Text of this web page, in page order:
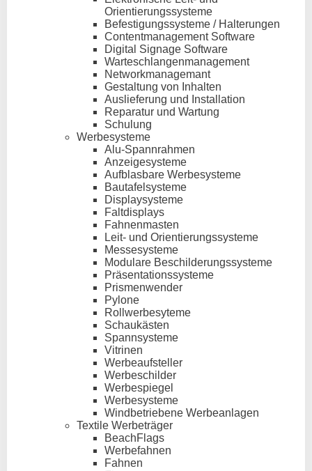
Orientierungssysteme
Befestigungssysteme / Halterungen
Contentmanagement Software
Digital Signage Software
Warteschlangenmanagement
Networkmanagemant
Gestaltung von Inhalten
Auslieferung und Installation
Reparatur und Wartung
Schulung
Werbesysteme
Alu-Spannrahmen
Anzeigesysteme
Aufblasbare Werbesysteme
Bautafelsysteme
Displaysysteme
Faltdisplays
Fahnenmasten
Leit- und Orientierungssysteme
Messesysteme
Modulare Beschilderungssysteme
Präsentationssysteme
Prismenwender
Pylone
Rollwerbesyteme
Schaukästen
Spannsysteme
Vitrinen
Werbeaufsteller
Werbeschilder
Werbespiegel
Werbesysteme
Windbetriebene Werbeanlagen
Textile Werbeträger
BeachFlags
Werbefahnen
Fahnen